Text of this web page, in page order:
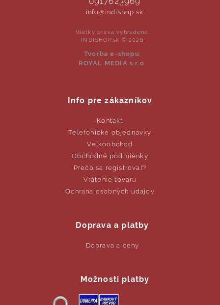
info@indishop.sk
Všetky práva vyhradené.
INDISHOP.sk © 2026
Tvorba e-shopu:
ROYAL MEDIA s.r.o.
Info pre zákazníkov
Kontakt
Telefonické objednávky
Veľkoobchod
Obchodné podmienky
Prečo sa registrovať?
Vrátenie tovaru
Ochrana osobných údajov
Doprava a platby
Doprava a ceny
Možnosti platby